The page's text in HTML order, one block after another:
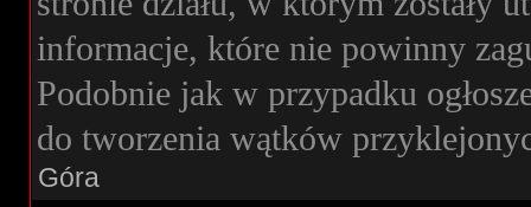
informacje, które nie powinny
Podobnie jak w przypadku
do tworzenia wątków
Góra